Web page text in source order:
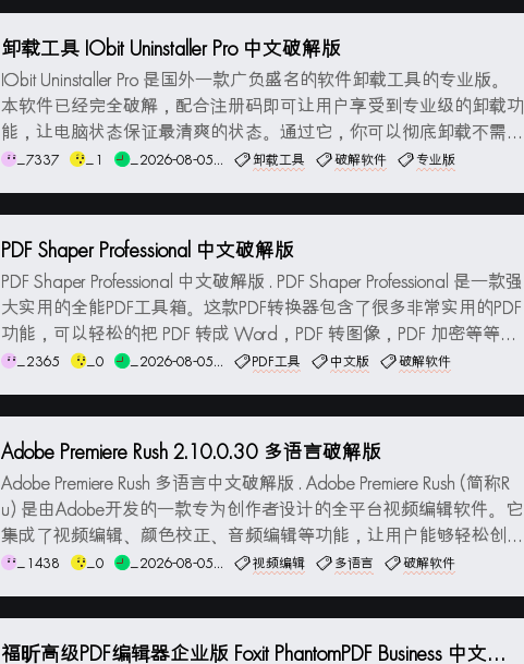
试...
卸载工具 IObit Uninstaller Pro 中文破解版
IObit Uninstaller Pro 是国外一款广负盛名的软件卸载工具的专业版。
本软件已经完全破解，配合注册码即可让用户享受到专业级的卸载功
能，让电脑状态保证最清爽的状态。通过它，你可以彻底卸载不需要
的软件，支持强制卸载、批量卸载、强力扫描卸载、清理Windows
能。安装说明：此版免安装直接运行...
_7337 _1 _2026-08-05... 卸载工具 破解软件 专业版
PDF Shaper Professional 中文破解版
PDF Shaper Professional 中文破解版 . PDF Shaper Professional 是一款强
大实用的全能PDF工具箱。这款PDF转换器包含了很多非常实用的PDF
功能，可以轻松的把 PDF 转成 Word，PDF 转图像，PDF 加密等等。
它还可以合并，分割，加密和解密 PDF，图像转换为 PDF，PDF 转换
_2365 _0 _2026-08-05... PDF工具 中文版 破解软件
Adobe Premiere Rush 2.10.0.30 多语言破解版
Adobe Premiere Rush 多语言中文破解版 . Adobe Premiere Rush (简称R
u) 是由Adobe开发的一款专为创作者设计的全平台视频编辑软件。它
集成了视频编辑、颜色校正、音频编辑等功能，让用户能够轻松创建
精彩的视频内容。支持在多个设备上同步编辑项目，并提供了丰富的
_1438 _0 _2026-08-05... 视频编辑 多语言 破解软件
福昕高级PDF编辑器企业版 Foxit PhantomPDF Business 中文破